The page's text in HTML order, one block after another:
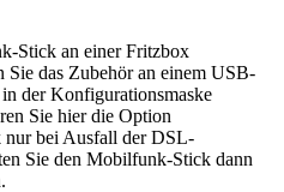
Stick an einer Fritzbox
Sie das Zubehör an einem USB-
der Konfigurationsmaske
Sie hier die Option
nur bei Ausfall der DSL-
Sie den Mobilfunk-Stick dann